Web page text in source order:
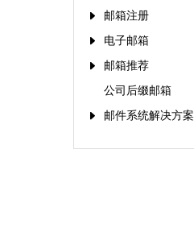
邮箱注册
电子邮箱
邮箱推荐
公司后缀邮箱
邮件系统解决方案